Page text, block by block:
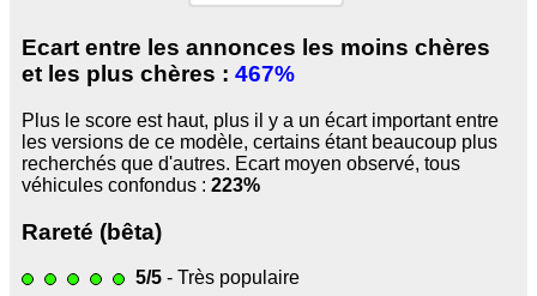
Ecart entre les annonces les moins chères
et les plus chères : 467%
Plus le score est haut, plus il y a un écart important entre
les versions de ce modèle, certains étant beaucoup plus
recherchés que d'autres. Ecart moyen observé, tous
véhicules confondus : 223%
Rareté (bêta)
5/5 - Très populaire